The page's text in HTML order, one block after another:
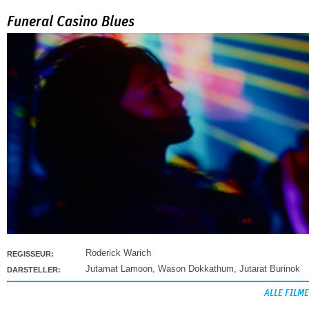
Funeral Casino Blues
REGISSEUR: Roderick Warich
DARSTELLER: Jutamat Lamoon, Wason Dokkathum, Jutarat Burinok
ALLE FILME